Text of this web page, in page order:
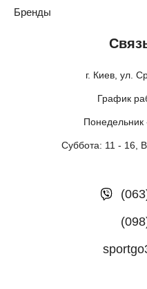
г. Киев, ул.
График
Понедельник
Суббота: 11 - 16,
Бренды